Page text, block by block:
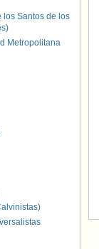
los Santos de los
Metropolitana